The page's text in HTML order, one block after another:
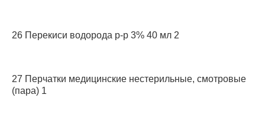
26 Перекиси водорода р-р 3% 40 мл 2
27 Перчатки медицинские нестерильные, смотровые
(пара) 1